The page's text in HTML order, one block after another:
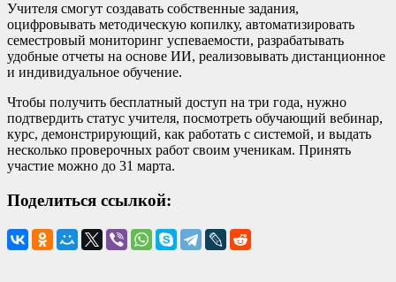
Учителя смогут создавать собственные задания,
оцифровывать методическую копилку, автоматизировать
семестровый мониторинг успеваемости, разрабатывать
удобные отчеты на основе ИИ, реализовывать дистанционное
и индивидуальное обучение.
Чтобы получить бесплатный доступ на три года, нужно
подтвердить статус учителя, посмотреть обучающий вебинар,
курс, демонстрирующий, как работать с системой, и выдать
несколько проверочных работ своим ученикам. Принять
участие можно до 31 марта.
Поделиться ссылкой: